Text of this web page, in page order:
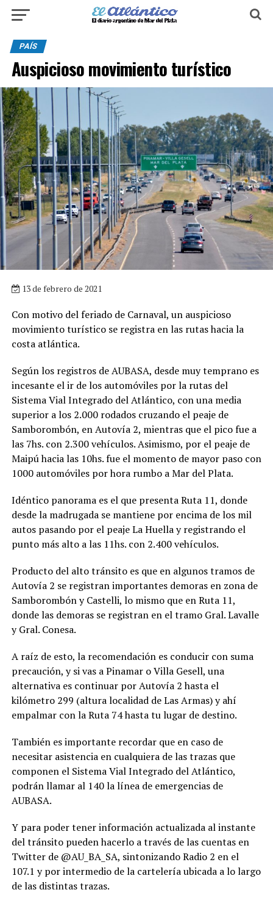
PAÍS
Auspicioso movimiento turístico
13 de febrero de 2021
Con motivo del feriado de Carnaval, un auspicioso
movimiento turístico se registra en las rutas hacia la
costa atlántica.
Según los registros de AUBASA, desde muy temprano es
incesante el ir de los automóviles por la rutas del
Sistema Vial Integrado del Atlántico, con una media
superior a los 2.000 rodados cruzando el peaje de
Samborombón, en Autovía 2, mientras que el pico fue a
las 7hs. con 2.300 vehículos. Asimismo, por el peaje de
Maipú hacia las 10hs. fue el momento de mayor paso con
1000 automóviles por hora rumbo a Mar del Plata.
Idéntico panorama es el que presenta Ruta 11, donde
desde la madrugada se mantiene por encima de los mil
autos pasando por el peaje La Huella y registrando el
punto más alto a las 11hs. con 2.400 vehículos.
Producto del alto tránsito es que en algunos tramos de
Autovía 2 se registran importantes demoras en zona de
Samborombón y Castelli, lo mismo que en Ruta 11,
donde las demoras se registran en el tramo Gral. Lavalle
y Gral. Conesa.
A raíz de esto, la recomendación es conducir con suma
precaución, y si vas a Pinamar o Villa Gesell, una
alternativa es continuar por Autovía 2 hasta el
kilómetro 299 (altura localidad de Las Armas) y ahí
empalmar con la Ruta 74 hasta tu lugar de destino.
También es importante recordar que en caso de
necesitar asistencia en cualquiera de las trazas que
componen el Sistema Vial Integrado del Atlántico,
podrán llamar al 140 la línea de emergencias de
AUBASA.
Y para poder tener información actualizada al instante
del tránsito pueden hacerlo a través de las cuentas en
Twitter de @AU_BA_SA, sintonizando Radio 2 en el
107.1 y por intermedio de la cartelería ubicada a lo largo
de las distintas trazas.